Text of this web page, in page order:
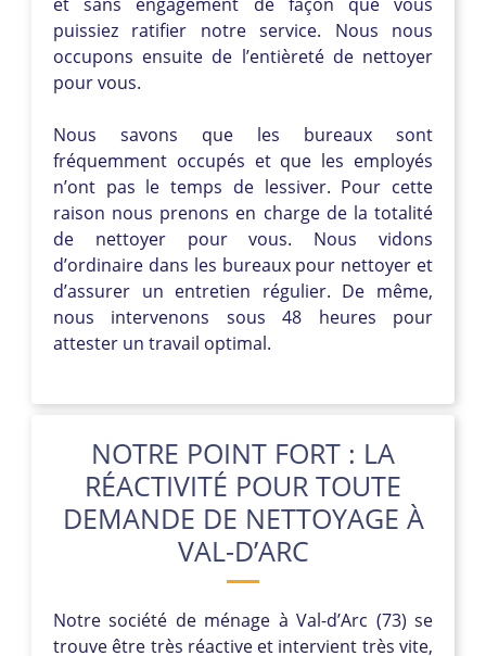
puissiez ratifier notre service. Nous nous
occupons ensuite de l’entièreté de nettoyer
pour vous.
Nous savons que les bureaux sont
fréquemment occupés et que les employés
n’ont pas le temps de lessiver. Pour cette
raison nous prenons en charge de la totalité
de nettoyer pour vous. Nous vidons
d’ordinaire dans les bureaux pour nettoyer et
d’assurer un entretien régulier. De même,
nous intervenons sous 48 heures pour
attester un travail optimal.
NOTRE POINT FORT : LA
RÉACTIVITÉ POUR TOUTE
DEMANDE DE NETTOYAGE À
VAL-D’ARC
Notre société de ménage à Val-d’Arc (73) se
trouve être très réactive et intervient très vite,